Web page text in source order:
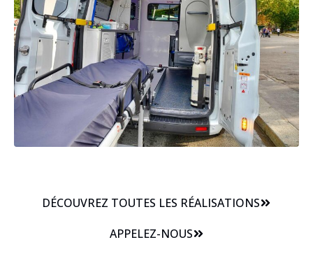
DÉCOUVREZ TOUTES LES RÉALISATIONS
APPELEZ-NOUS